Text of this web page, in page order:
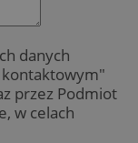
danych
przez Podmiot
w celach